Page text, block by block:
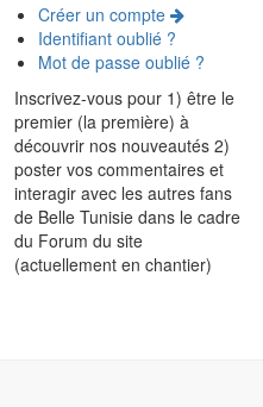
Créer un compte
Identifiant oublié ?
Mot de passe oublié ?
Inscrivez-vous pour 1) être le
premier (la première) à
découvrir nos nouveautés 2)
poster vos commentaires et
interagir avec les autres fans
de Belle Tunisie dans le cadre
du Forum du site
(actuellement en chantier)